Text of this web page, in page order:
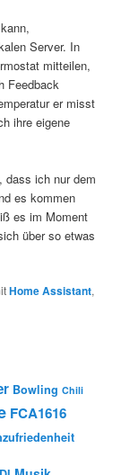
Server. In
mitteilen,
Feedback
er misst
ihre eigene
dass ich nur dem
es kommen
es im Moment
über so etwas
Home Assistant,
Bowling Chili
FCA1616